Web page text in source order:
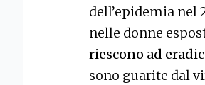
dell’epidemia nel
nelle donne
riescono ad
sono guarite dal